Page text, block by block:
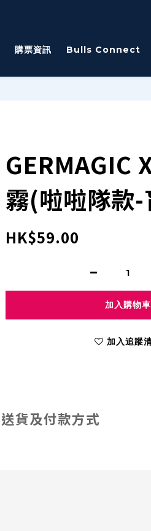
購票資訊 Bulls Connect
GERMAGIC
霧(啦啦隊款-
HK$59.00
加入購物車
加入追蹤
送貨及付款方式